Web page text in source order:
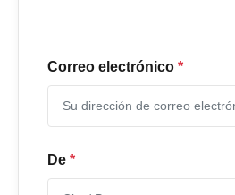
Correo electrónico *
De *